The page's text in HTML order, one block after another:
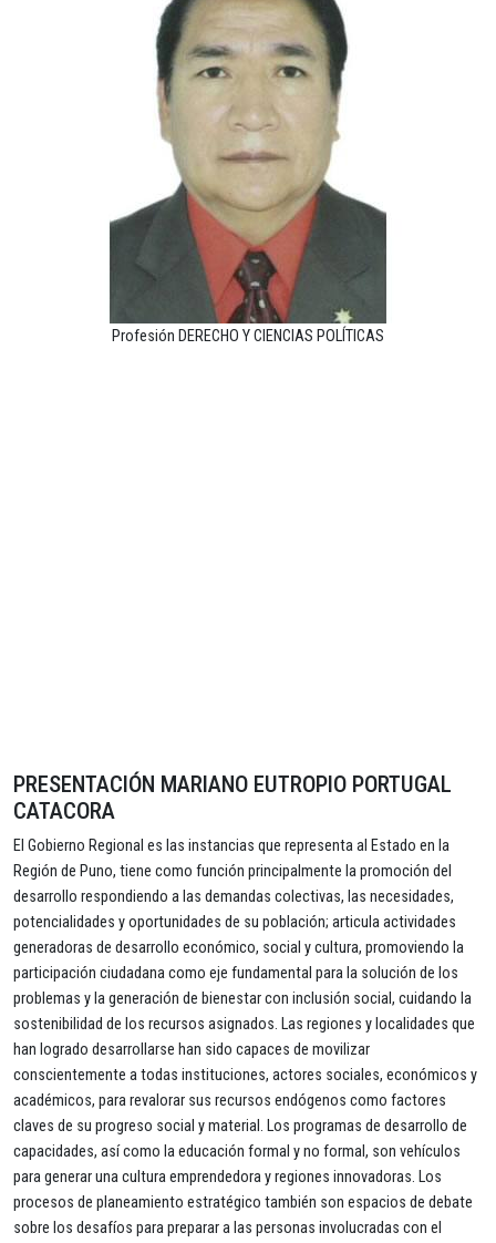
Profesión DERECHO Y CIENCIAS POLÍTICAS
PRESENTACIÓN MARIANO EUTROPIO PORTUGAL
CATACORA
El Gobierno Regional es las instancias que representa al Estado en la
Región de Puno, tiene como función principalmente la promoción del
desarrollo respondiendo a las demandas colectivas, las necesidades,
potencialidades y oportunidades de su población; articula actividades
generadoras de desarrollo económico, social y cultura, promoviendo la
participación ciudadana como eje fundamental para la solución de los
problemas y la generación de bienestar con inclusión social, cuidando la
sostenibilidad de los recursos asignados. Las regiones y localidades que
han logrado desarrollarse han sido capaces de movilizar
conscientemente a todas instituciones, actores sociales, económicos y
académicos, para revalorar sus recursos endógenos como factores
claves de su progreso social y material. Los programas de desarrollo de
capacidades, así como la educación formal y no formal, son vehículos
para generar una cultura emprendedora y regiones innovadoras. Los
procesos de planeamiento estratégico también son espacios de debate
sobre los desafíos para preparar a las personas involucradas con el